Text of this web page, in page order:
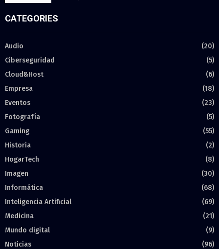
CATEGORIES
Audio
(20)
Ciberseguridad
(5)
Cloud&Host
(6)
Empresa
(18)
Eventos
(23)
Fotografía
(5)
Gaming
(55)
Historia
(2)
HogarTech
(8)
Imagen
(30)
Informática
(68)
Inteligencia Artificial
(69)
Medicina
(21)
Mundo digital
(9)
Noticias
(96)